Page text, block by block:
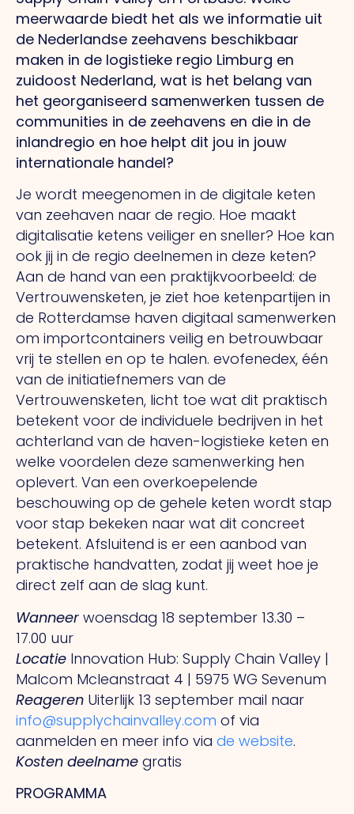
meerwaarde biedt het als we informatie uit
de Nederlandse zeehavens beschikbaar
maken in de logistieke regio Limburg en
zuidoost Nederland, wat is het belang van
het georganiseerd samenwerken tussen de
communities in de zeehavens en die in de
inlandregio en hoe helpt dit jou in jouw
internationale handel?
Je wordt meegenomen in de digitale keten
van zeehaven naar de regio. Hoe maakt
digitalisatie ketens veiliger en sneller? Hoe kan
ook jij in de regio deelnemen in deze keten?
Aan de hand van een praktijkvoorbeeld: de
Vertrouwensketen, je ziet hoe ketenpartijen in
de Rotterdamse haven digitaal samenwerken
om importcontainers veilig en betrouwbaar
vrij te stellen en op te halen. evofenedex, één
van de initiatiefnemers van de
Vertrouwensketen, licht toe wat dit praktisch
betekent voor de individuele bedrijven in het
achterland van de haven-logistieke keten en
welke voordelen deze samenwerking hen
oplevert. Van een overkoepelende
beschouwing op de gehele keten wordt stap
voor stap bekeken naar wat dit concreet
betekent. Afsluitend is er een aanbod van
praktische handvatten, zodat jij weet hoe je
direct zelf aan de slag kunt.
Wanneer woensdag 18 september 13.30 –
17.00 uur
Locatie Innovation Hub: Supply Chain Valley |
Malcom Mcleanstraat 4 | 5975 WG Sevenum
Reageren Uiterlijk 13 september mail naar
info@supplychainvalley.com of via
aanmelden en meer info via de website.
Kosten deelname gratis
PROGRAMMA